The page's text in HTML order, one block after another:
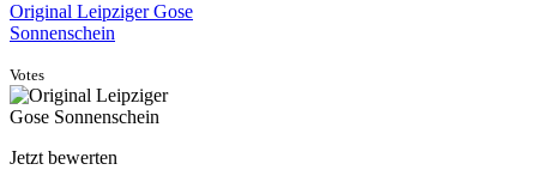
Original Leipziger Gose
Sonnenschein
Votes
Jetzt bewerten